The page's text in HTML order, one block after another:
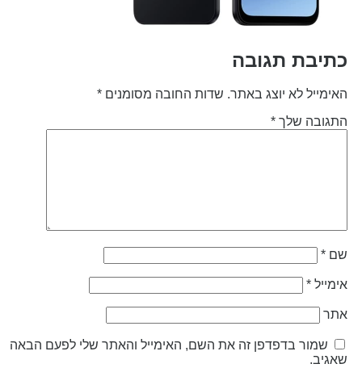
תגובה
לא יוצג באתר. שדות החובה מסומנים*
שלך*
*
*
שמור בדפדפן זה את השם, האימייל והאתר שלי לפעם הבאה